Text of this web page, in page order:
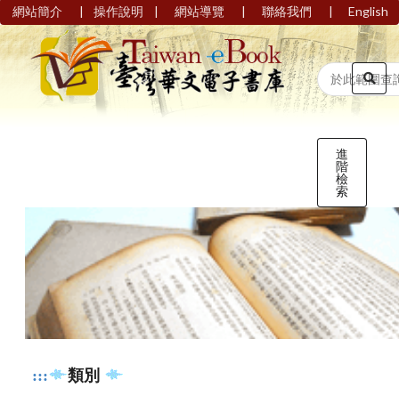
網站簡介 | 操作說明 | 網站導覽 | 聯絡我們 | English
進
階
檢
索
::: 類別